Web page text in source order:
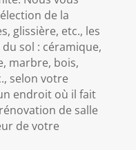
de la
glissière, etc., les
sol : céramique,
marbre, bois,
selon votre
endroit où il fait
de salle
de votre